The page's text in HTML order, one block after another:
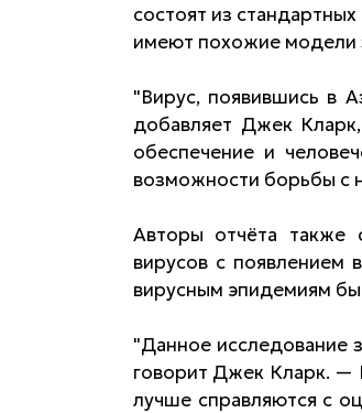
состоят из
имеют похожие модели
"Вирус, появившись в
добавляет Джек
обеспечение и
возможности борьбы с
Авторы отчёта также
вирусов с появлением
вирусным эпидемиям
"Данное исследование
говорит Джек Кларк. —
лучше справляются с